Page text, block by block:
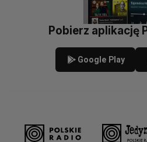
Pobierz aplikację
Google Play